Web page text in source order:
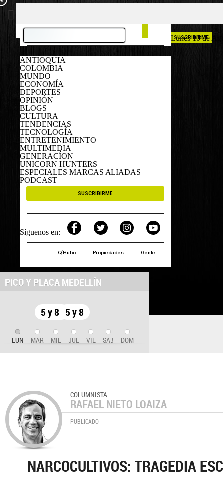
ANTIOQUIA
COLOMBIA
MUNDO
ECONOMÍA
DEPORTES
OPINIÓN
BLOGS
CULTURA
TENDENCIAS
TECNOLOGÍA
ENTRETENIMIENTO
MULTIMEDIA
GENERACÍON
UNICORN HUNTERS
ESPECIALES MARCAS ALIADAS
PODCAST
SUSCRIBIRME
Síguenos en:
Q´Hubo Propiedades Gente
Lunes 10 de
SUSCRIBIRME
PICO Y PLACA MEDELLÍN
5 y 8 5 y 8
LUN MAR MIE JUE VIE SAB DOM
COLUMNISTA
RAFAEL NIETO LOAIZA
PUBLICADO
NARCOCULTIVOS: TRAGEDIA